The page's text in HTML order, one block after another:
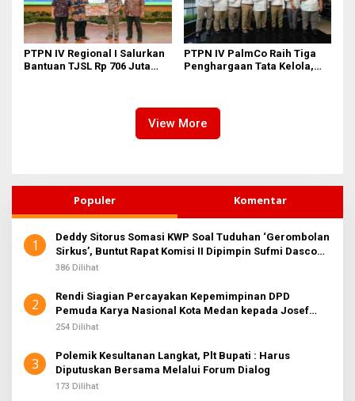
PTPN IV Regional I Salurkan
Bantuan TJSL Rp 706 Juta
PTPN IV PalmCo Raih Tiga
Penghargaan Tata Kelola,
View More
Populer Komentar
1
Deddy Sitorus Somasi KWP Soal Tuduhan ‘Gerombolan
Sirkus’, Buntut Rapat Komisi II Dipimpin Sufmi Dasco
Ahmad
386 Dilihat
2
Rendi Siagian Percayakan Kepemimpinan DPD
Pemuda Karya Nasional Kota Medan kepada Josef
Sembiring
254 Dilihat
3
Polemik Kesultanan Langkat, Plt Bupati : Harus
Diputuskan Bersama Melalui Forum Dialog
173 Dilihat